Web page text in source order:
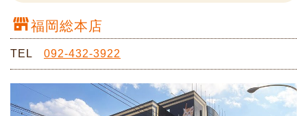
福岡総本店
TEL 092-432-3922